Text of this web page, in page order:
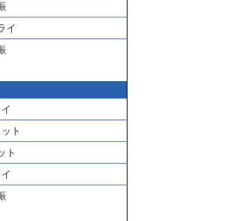
イ
ト
ト